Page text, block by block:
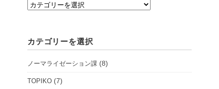
支
ョ
ル
ー
カテゴリーを選択
ノーマライゼーション課 (8)
TOPIKO (7)